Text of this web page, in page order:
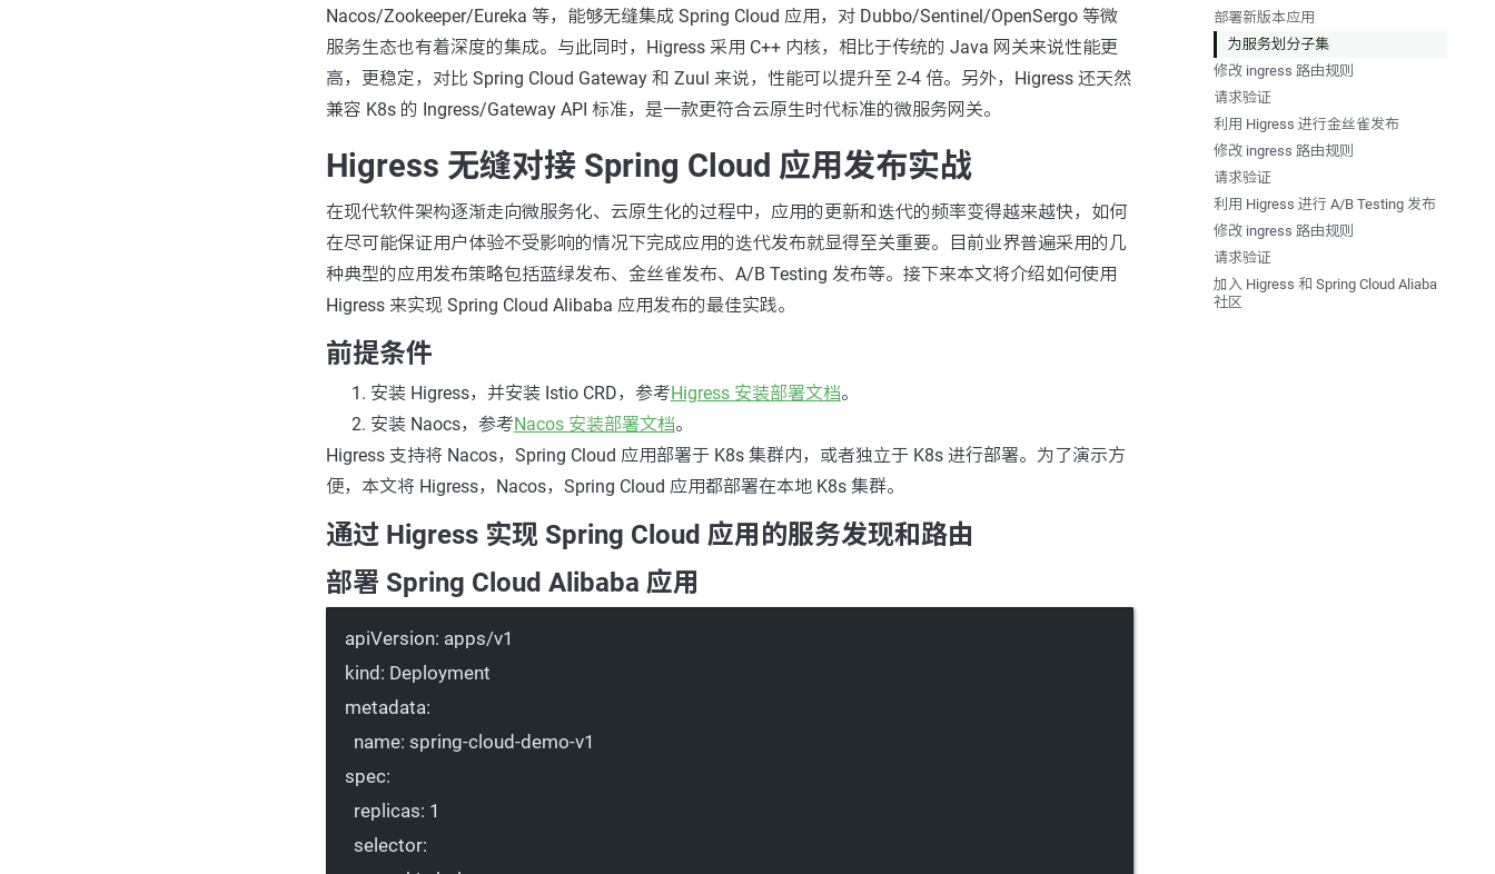
Nacos/Zookeeper/Eureka 等，能够无缝集成 Spring Cloud 应用，对 Dubbo/Sentinel/OpenSergo 等微
服务生态也有着深度的集成。与此同时，Higress 采用 C++ 内核，相比于传统的 Java 网关来说性能更
高，更稳定，对比 Spring Cloud Gateway 和 Zuul 来说，性能可以提升至 2-4 倍。另外，Higress 还天然
兼容 K8s 的 Ingress/Gateway API 标准，是一款更符合云原生时代标准的微服务网关。
Higress 无缝对接 Spring Cloud 应用发布实战
在现代软件架构逐渐走向微服务化、云原生化的过程中，应用的更新和迭代的频率变得越来越快，如何
在尽可能保证用户体验不受影响的情况下完成应用的迭代发布就显得至关重要。目前业界普遍采用的几
种典型的应用发布策略包括蓝绿发布、金丝雀发布、A/B Testing 发布等。接下来本文将介绍如何使用
Higress 来实现 Spring Cloud Alibaba 应用发布的最佳实践。
前提条件
安装 Higress，并安装 Istio CRD，参考Higress 安装部署文档。
安装 Naocs，参考Nacos 安装部署文档。
Higress 支持将 Nacos，Spring Cloud 应用部署于 K8s 集群内，或者独立于 K8s 进行部署。为了演示方
便，本文将 Higress，Nacos，Spring Cloud 应用都部署在本地 K8s 集群。
通过 Higress 实现 Spring Cloud 应用的服务发现和路由
部署 Spring Cloud Alibaba 应用
apiVersion: apps/v1
kind: Deployment
metadata:
name: spring-cloud-demo-v1
spec:
replicas: 1
selector:
部署新版本应用
为服务划分子集
修改 ingress 路由规则
请求验证
利用 Higress 进行金丝雀发布
修改 ingress 路由规则
请求验证
利用 Higress 进行 A/B Testing 发布
修改 ingress 路由规则
请求验证
加入 Higress 和 Spring Cloud Aliaba
社区